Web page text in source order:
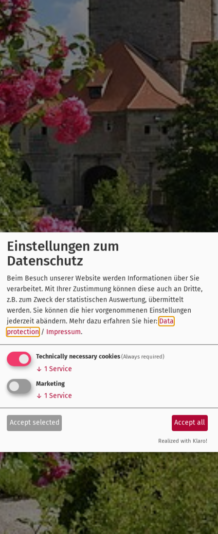
Einstellungen zum
Datenschutz
Beim Besuch unserer Website werden Informationen über Sie
verarbeitet. Mit Ihrer Zustimmung können diese auch an Dritte,
z.B. zum Zweck der statistischen Auswertung, übermittelt
werden. Sie können die hier vorgenommenen Einstellungen
jederzeit abändern. Mehr dazu erfahren Sie hier: Data
protection / Impressum.
Technically necessary cookies(Always required)
↓ 1 Service
Marketing
↓ 1 Service
Accept selected Accept all
Realized with Klaro!